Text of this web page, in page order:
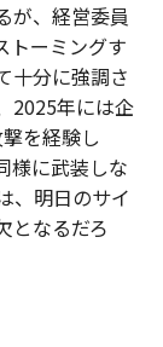
が、経営委員
トーミングす
十分に強調さ
2025年には企
を経験し
様に武装しな
、明日のサイ
となるだろ